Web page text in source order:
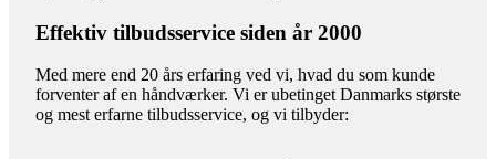
Effektiv tilbudsservice siden år 2000
Med mere end 20 års erfaring ved vi, hvad du som kunde
forventer af en håndværker. Vi er ubetinget Danmarks største
og mest erfarne tilbudsservice, og vi tilbyder: